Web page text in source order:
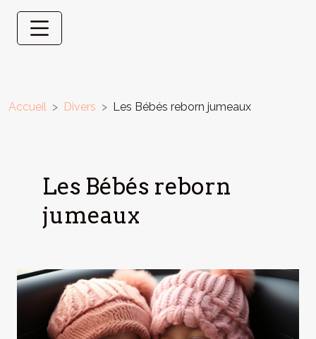
Accueil Divers Les Bébés reborn jumeaux
Les Bébés reborn
jumeaux